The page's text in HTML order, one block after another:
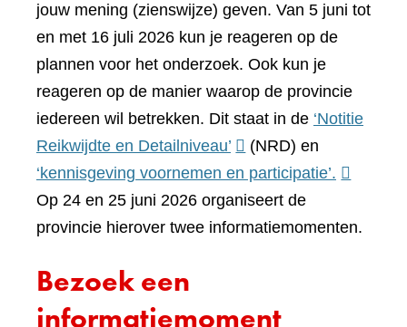
jouw mening (zienswijze) geven. Van 5 juni tot
en met 16 juli 2026 kun je reageren op de
plannen voor het onderzoek. Ook kun je
reageren op de manier waarop de provincie
iedereen wil betrekken. Dit staat in de ‘Notitie
Reikwijdte en Detailniveau’(verwijst
naar
een
andere
(NRD) en
‘kennisgeving voornemen en participatie’. (verwijst
een
Op 24 en 25 juni 2026 organiseert de
provincie hierover twee informatiemomenten.
Bezoek een
informatiemoment